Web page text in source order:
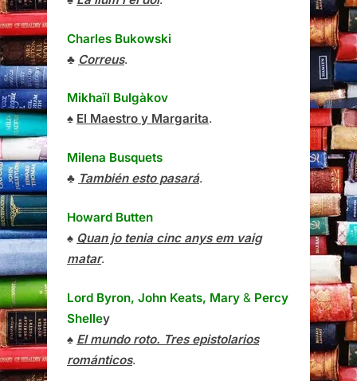
Charles Bukowski
♣ Correus.
Mikhaïl Bulgàkov
♠ El Maestro y Margarita.
Milena Busquets
♣ También esto pasará.
Howard Butten
♠ Quan jo tenia cinc anys em vaig
matar.
Lord Byron, John Keats, Mary & Percy
Shelley
♠ El mundo roto. Tres epistolarios
románticos.